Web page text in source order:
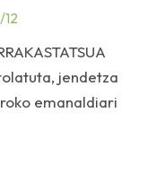
jendetza
emanaldiari